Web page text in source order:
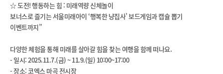
☆ 도전! 행동하는 힘 : 미래역량 신체놀이
보너스로 즐기는 서울미래아이 ‘행복한 냥집사’ 보드게임과 캡슐 뽑기
이벤트까지”
다양한 체험을 통해 미래를 살아갈 힘을 찾는 여행을 함께 떠나요.
- 일시: 2025.11.7.(금) ~ 11.9.(일) 10:00~17:00
- 장소: 코엑스 마곡 전시장